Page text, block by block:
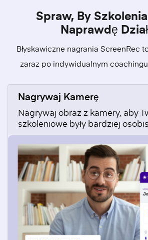
Nagrywaj Kamerę
Nagrywaj obraz z kamery, aby
szkoleniowe były bardziej
Spraw, By
Naprawdę
Błyskawiczne nagrania ScreenRec
zaraz po indywidualnym coachingu